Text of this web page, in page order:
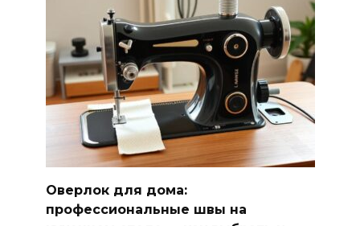
Оверлок для дома:
профессиональные швы на